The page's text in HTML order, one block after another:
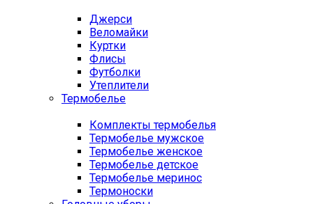
Джерси
Веломайки
Куртки
Флисы
Футболки
Утеплители
Термобелье
Комплекты термобелья
Термобелье мужское
Термобелье женское
Термобелье детское
Термобелье меринос
Термоноски